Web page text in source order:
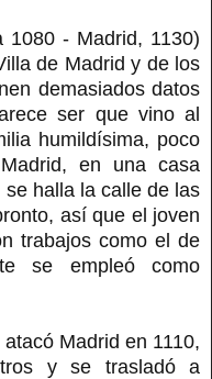
1080 - Madrid, 1130)
de Madrid y de los
demasiados datos
ser que vino al
humildísima, poco
en una casa
halla la calle de las
así que el joven
trabajos como el de
se empleó como
Madrid en 1110,
y se trasladó a